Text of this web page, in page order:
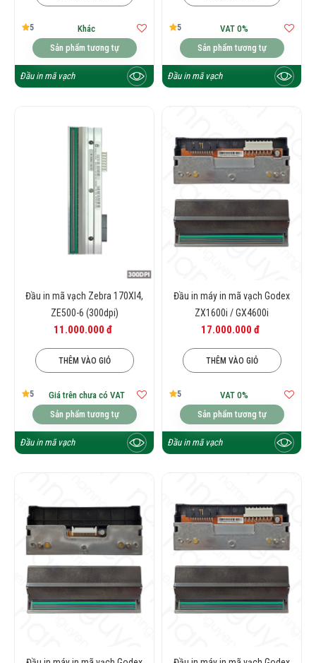
5
Khác
Sản phẩm tương tự
Đầu in mã vạch
5
VAT 0%
Sản phẩm tương tự
Đầu in mã vạch
Đầu in mã vạch Zebra 170XI4,
ZE500-6 (300dpi)
11.000.000 đ
THÊM VÀO GIỎ
5
Giá trên chưa có VAT
Sản phẩm tương tự
Đầu in mã vạch
Đầu in máy in mã vạch Godex
ZX1600i / GX4600i
17.000.000 đ
THÊM VÀO GIỎ
5
VAT 0%
Sản phẩm tương tự
Đầu in mã vạch